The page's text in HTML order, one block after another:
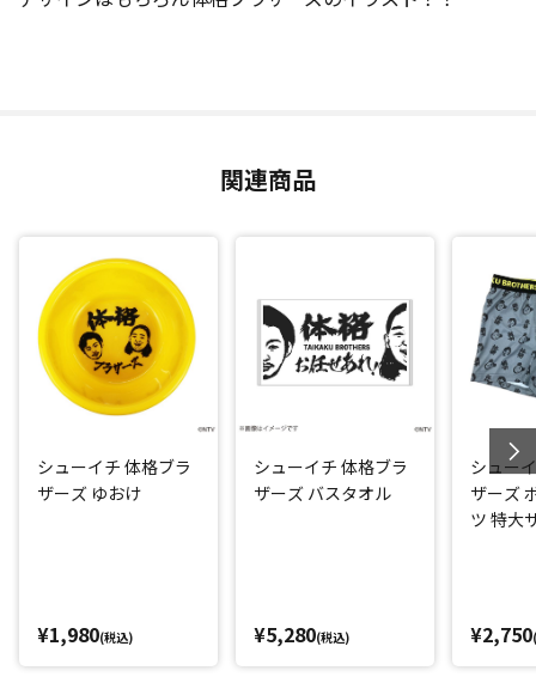
関連商品
シューイチ 体格ブラ
ザーズ ゆおけ
¥1,980(税込)
シューイチ 体格ブラ
ザーズ バスタオル
¥5,280(税込)
シュー
ザーズ
ツ 特大
¥2,750